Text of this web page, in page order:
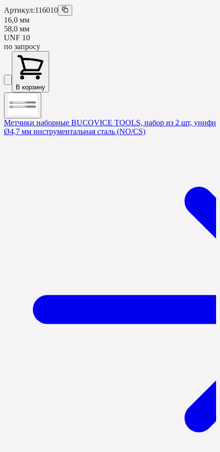
Артикул:116010
16,0 мм
58,0 мм
UNF 10
по запросу
В корзину
Метчики наборные BUCOVICE TOOLS, набор из 2 шт,
Ø4,7 мм инструментальная сталь (NO/CS)